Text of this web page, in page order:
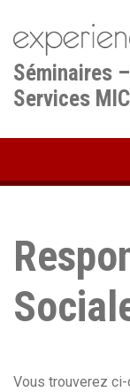
contenu
principal
Séminaires
Services
Vous trouverez